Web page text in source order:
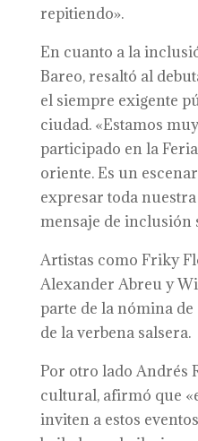
repitiendo».
En cuanto a la
Bareo, resaltó al
el siempre exigente
ciudad. «Estamos
participado en la
oriente. Es un
expresar toda
mensaje de inclusión
Artistas como Friky
Alexander Abreu y
parte de la nómina
de la verbena salsera.
Por otro lado Andrés
cultural, afirmó que
inviten a estos